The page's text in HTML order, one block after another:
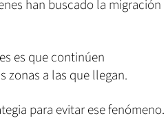
han buscado la migración
es que continúen
zonas a las que llegan.
para evitar ese fenómeno.